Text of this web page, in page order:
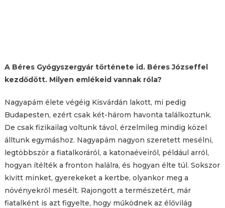
A Béres Gyógyszergyár története id. Béres Józseffel
kezdődött. Milyen emlékeid vannak róla?
Nagyapám élete végéig Kisvárdán lakott, mi pedig
Budapesten, ezért csak két-három havonta találkoztunk.
De csak fizikailag voltunk távol, érzelmileg mindig közel
álltunk egymáshoz. Nagyapám nagyon szeretett mesélni,
legtöbbször a fiatalkoráról, a katonaéveiről, például arról,
hogyan ítélték a fronton halálra, és hogyan élte túl. Sokszor
kivitt minket, gyerekeket a kertbe, olyankor meg a
növényekről mesélt. Rajongott a természetért, már
fiatalként is azt figyelte, hogy működnek az élővilág